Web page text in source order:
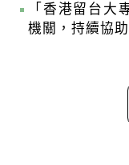
「香港留台大
機關，持續協